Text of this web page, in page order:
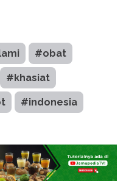
#obat
#khasiat
#indonesia